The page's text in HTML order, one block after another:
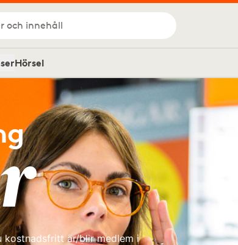
och innehåll
Hörsel
kostnadsfritt är/blir medlem i